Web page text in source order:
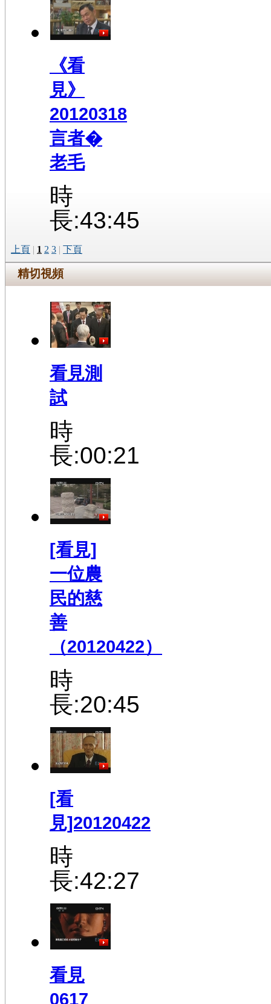
《看
見》
20120318
言者�
老毛
時
長:43:45
上頁 | 1 2 3 | 下頁
精切視頻
看見測
試
時
長:00:21
[看見]
一位農
民的慈
善
（20120422）
時
長:20:45
[看
見]20120422
時
長:42:27
看見
0617